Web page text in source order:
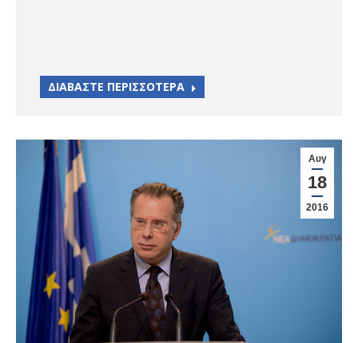
ΔΙΑΒΑΣΤΕ ΠΕΡΙΣΣΟΤΕΡΑ
Αυγ
18
2016